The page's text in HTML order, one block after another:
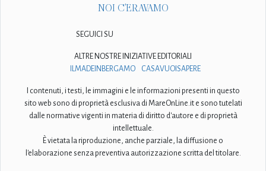
NOI C'ERAVAMO
SEGUICI SU
ALTRE NOSTRE INIZIATIVE EDITORIALI
ILMADEINBERGAMO
CASAVUOISAPERE
I contenuti, i testi, le immagini e le informazioni presenti in questo
sito web sono di proprietà esclusiva di MareOnLine.it e sono tutelati
dalle normative vigenti in materia di diritto d'autore e di proprietà
intellettuale.
È vietata la riproduzione, anche parziale, la diffusione o
l'elaborazione senza preventiva autorizzazione scritta del titolare.